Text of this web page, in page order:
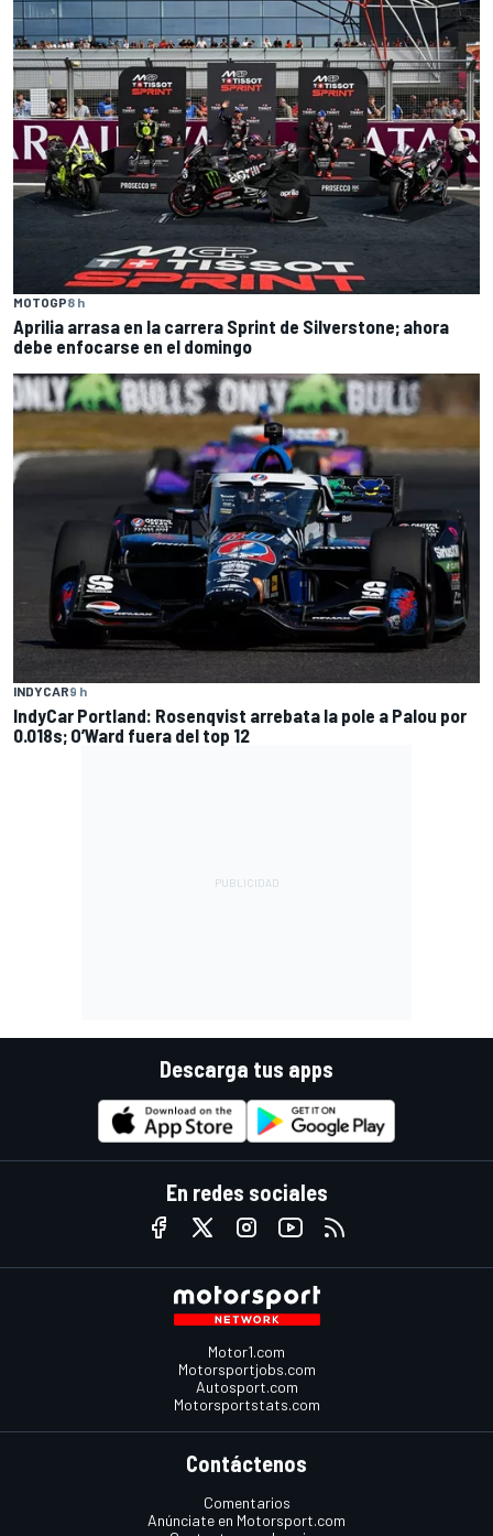
MOTOGP8 h
Aprilia arrasa en la carrera Sprint de Silverstone; ahora
debe enfocarse en el domingo
INDYCAR9 h
IndyCar Portland: Rosenqvist arrebata la pole a Palou por
0.018s; O’Ward fuera del top 12
Descarga tus apps
En redes sociales
Motor1.com
Motorsportjobs.com
Autosport.com
Motorsportstats.com
Contáctenos
Comentarios
Anúnciate en Motorsport.com